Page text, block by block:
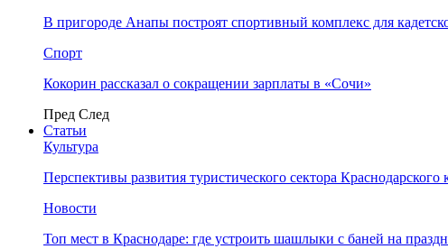
В пригороде Анапы построят спортивный комплекс для
Спорт
Кокорин рассказал о сокращении зарплаты в «Сочи»
Пред След
Статьи
Культура
Перспективы развития туристического сектора
Новости
Топ мест в Краснодаре: где устроить шашлыки с баней на